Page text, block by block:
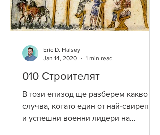
010 Строителят
В този епизод ще разберем какво се
случва, когато един от най-свирепите
и успешни военни лидери на
Eric D. Halsey
Jan 14, 2020
1 min read